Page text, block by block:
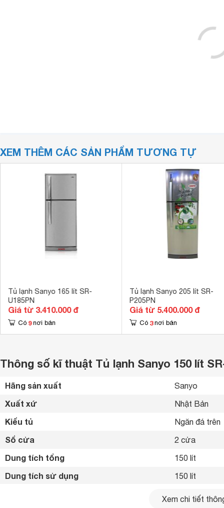
XEM THÊM CÁC SẢN PHẨM TƯƠNG TỰ
Tủ lạnh Sanyo 165 lít SR-
U185PN
Giá từ 3.410.000 đ
Có 9 nơi bán
Tủ lạnh Sanyo 205 lít SR-
P205PN
Giá từ 5.400.000 đ
Có 3 nơi bán
Thông số kĩ thuật Tủ lạnh Sanyo 150 lít
Hãng sản xuất Sanyo
Xuất xứ Nhật Bản
Kiểu tủ Ngăn đá trên
Sổ cửa 2 cửa
Dung tích tổng 150 lít
Dung tích sử dụng 150 lít
36 lít
Xem chi tiết